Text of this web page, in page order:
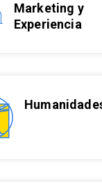
Marketing y
Experiencia